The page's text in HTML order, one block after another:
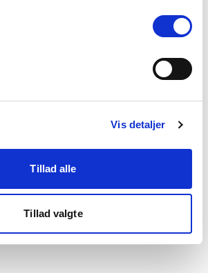
Vis detaljer
Tillad alle
Tillad valgte